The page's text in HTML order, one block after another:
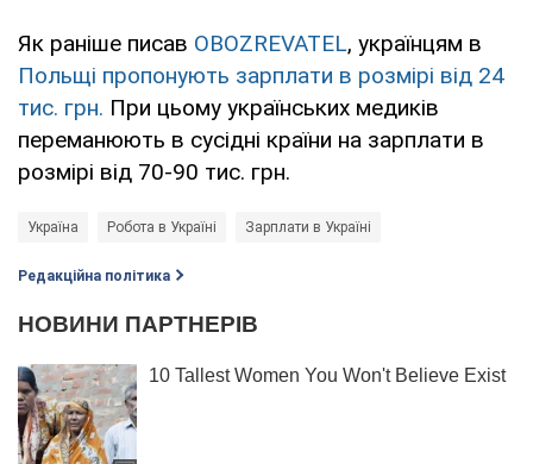
Як раніше писав OBOZREVATEL, українцям в
Польщі пропонують зарплати в розмірі від 24
тис. грн. При цьому українських медиків
переманюють в сусідні країни на зарплати в
розмірі від 70-90 тис. грн.
Україна Робота в Україні Зарплати в Україні
Редакційна політика